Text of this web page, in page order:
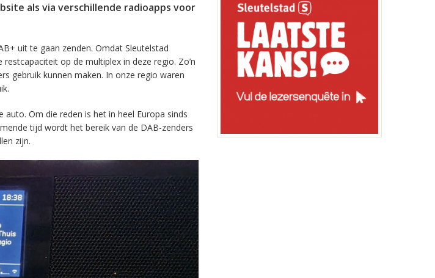
als via verschillende radioapps voor
uit te gaan zenden. Omdat Sleutelstad
op de multiplex in deze regio. Zo’n
gebruik kunnen maken. In onze regio waren
Om die reden is het in heel Europa sinds
tijd wordt het bereik van de DAB-zenders
zijn.